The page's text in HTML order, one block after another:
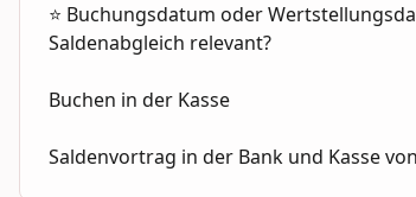
⭐ Buchungsdatum oder
Saldenabgleich relevant?
Buchen in der Kasse
Saldenvortrag in der Bank und Kasse